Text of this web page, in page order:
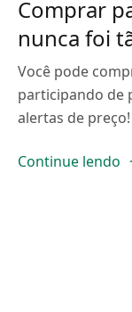
Comprar
nunca foi
Você pode
participando de
alertas de
Continue lendo